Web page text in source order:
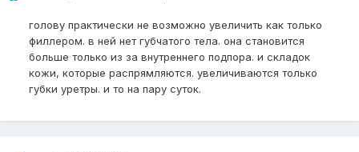
голову практически не возможно увеличить как только
филлером. в ней нет губчатого тела. она становится
больше только из за внутреннего подпора. и складок
кожи, которые распрямляются. увеличиваются только
губки уретры. и то на пару суток.